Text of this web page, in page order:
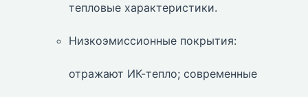
тепловые характеристики.
Низкоэмиссионные покрытия:
отражают ИК-тепло; современные